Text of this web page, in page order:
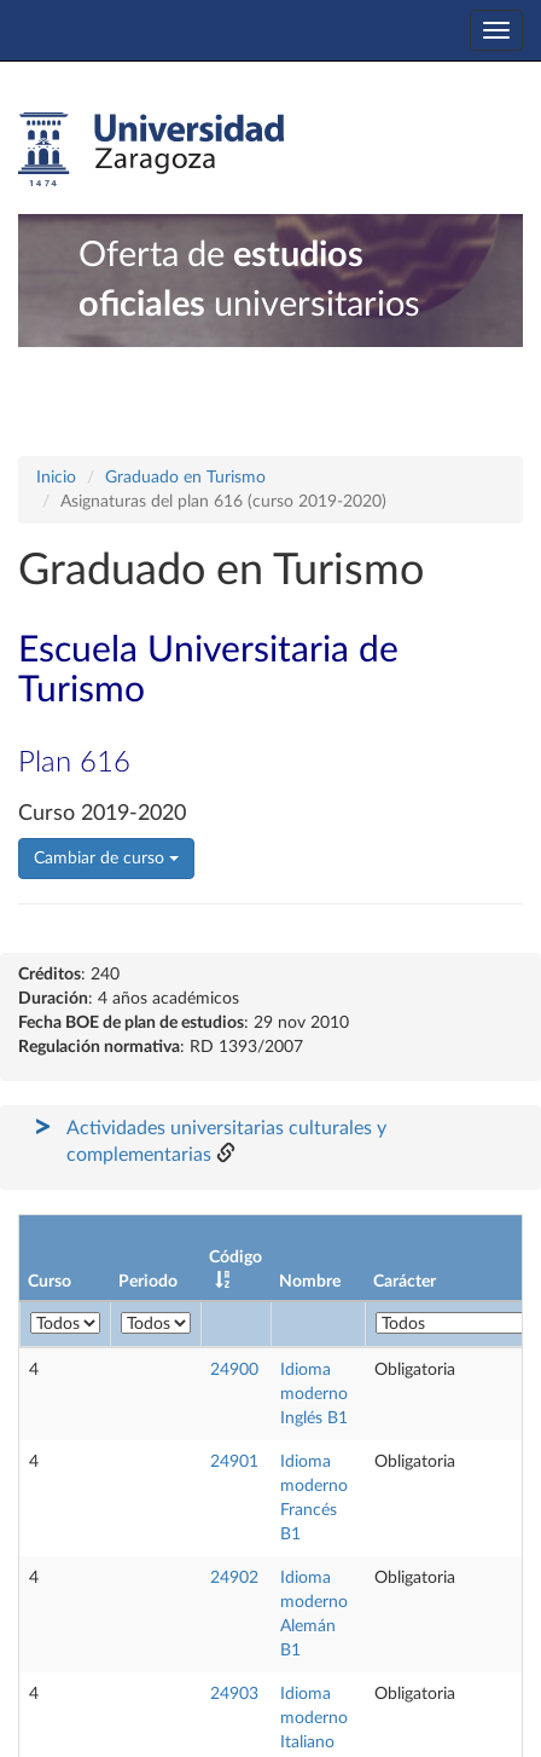
Oferta de estudios
oficiales universitarios
Inicio
Graduado en Turismo
Asignaturas del plan 616 (curso 2019-2020)
Graduado en Turismo
Escuela Universitaria de
Turismo
Plan 616
Curso 2019-2020
Cambiar de curso
Créditos: 240
Duración: 4 años académicos
Fecha BOE de plan de estudios: 29 nov 2010
Regulación normativa: RD 1393/2007
Actividades universitarias culturales y
complementarias
Curso Periodo
Código
Nombre
Carácter
4 24900
Idioma
moderno
Inglés B1
Obligatoria
4 24901
Idioma
moderno
Francés
B1
Obligatoria
4 24902
Idioma
moderno
Alemán
B1
Obligatoria
4 24903
Idioma
moderno
Italiano
Obligatoria